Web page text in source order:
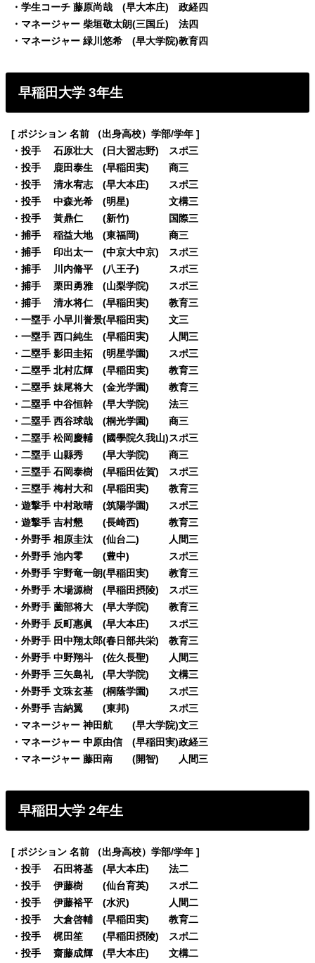
・学生コーチ 藤原尚哉 (早大本庄) 政経四
・マネージャー 柴垣敬太朗(三国丘) 法四
・マネージャー 緑川悠希 (早大学院)教育四
早稲田大学 3年生
[ ポジション 名前 （出身高校）学部/学年 ]
・投手 石原壮大 (日大習志野) スポ三
・投手 鹿田泰生 (早稲田実) 商三
・投手 清水宥志 (早大本庄) スポ三
・投手 中森光希 (明星) 文構三
・投手 黃鼎仁 (新竹) 国際三
・捕手 稲益大地 (東福岡) 商三
・捕手 印出太一 (中京大中京) スポ三
・捕手 川内脩平 (八王子) スポ三
・捕手 栗田勇雅 (山梨学院) スポ三
・捕手 清水将仁 (早稲田実) 教育三
・一塁手 小早川誉景(早稲田実) 文三
・一塁手 西口純生 (早稲田実) 人間三
・二塁手 影田圭拓 (明星学園) スポ三
・二塁手 北村広輝 (早稲田実) 教育三
・二塁手 妹尾将大 (金光学園) 教育三
・二塁手 中谷恒幹 (早大学院) 法三
・二塁手 西谷球哉 (桐光学園) 商三
・二塁手 松岡慶輔 (國學院久我山)スポ三
・二塁手 山縣秀 (早大学院) 商三
・三塁手 石岡泰樹 (早稲田佐賀) スポ三
・三塁手 梅村大和 (早稲田実) 教育三
・遊撃手 中村敢晴 (筑陽学園) スポ三
・遊撃手 吉村懇 (長崎西) 教育三
・外野手 相原圭汰 (仙台二) 人間三
・外野手 池内零 (豊中) スポ三
・外野手 宇野竜一朗(早稲田実) 教育三
・外野手 木場源樹 (早稲田摂陵) スポ三
・外野手 薗部将大 (早大学院) 教育三
・外野手 反町惠眞 (早大本庄) スポ三
・外野手 田中翔太郎(春日部共栄) 教育三
・外野手 中野翔斗 (佐久長聖) 人間三
・外野手 三矢島礼 (早大学院) 文構三
・外野手 文珠玄基 (桐蔭学園) スポ三
・外野手 吉納翼 (東邦) スポ三
・マネージャー 神田航 (早大学院)文三
・マネージャー 中原由信 (早稲田実)政経三
・マネージャー 藤田南 (開智) 人間三
早稲田大学 2年生
[ ポジション 名前 （出身高校）学部/学年 ]
・投手 石田将基 (早大本庄) 法二
・投手 伊藤樹 (仙台育英) スポ二
・投手 伊藤裕平 (水沢) 人間二
・投手 大倉啓輔 (早稲田実) 教育二
・投手 梶田笙 (早稲田摂陵) スポ二
・投手 齋藤成輝 (早大本庄) 文構二